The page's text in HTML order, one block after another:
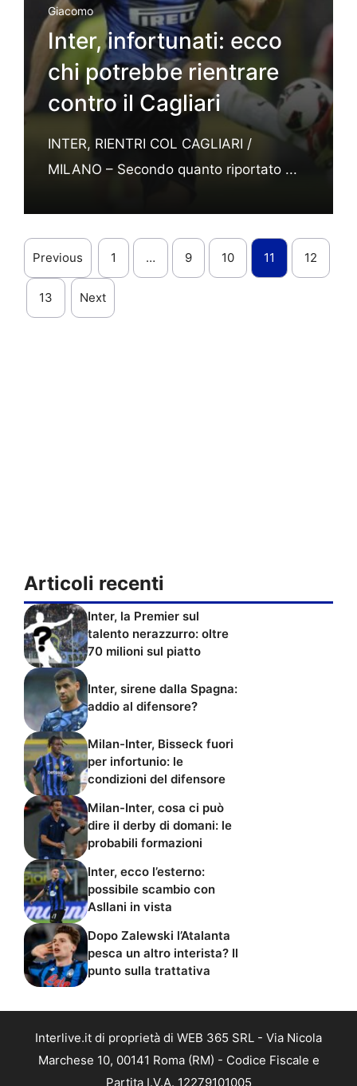
Giacomo
Inter, infortunati: ecco
chi potrebbe rientrare
contro il Cagliari
INTER, RIENTRI COL CAGLIARI /
MILANO – Secondo quanto riportato ...
Previous 1 … 9 10 11 12
13 Next
Articoli recenti
Inter, la Premier sul
talento nerazzurro: oltre
70 milioni sul piatto
Inter, sirene dalla Spagna:
addio al difensore?
Milan-Inter, Bisseck fuori
per infortunio: le
condizioni del difensore
Milan-Inter, cosa ci può
dire il derby di domani: le
probabili formazioni
Inter, ecco l’esterno:
possibile scambio con
Asllani in vista
Dopo Zalewski l’Atalanta
pesca un altro interista? Il
punto sulla trattativa
Interlive.it di proprietà di WEB 365 SRL - Via Nicola
Marchese 10, 00141 Roma (RM) - Codice Fiscale e
Partita I.V.A. 12279101005